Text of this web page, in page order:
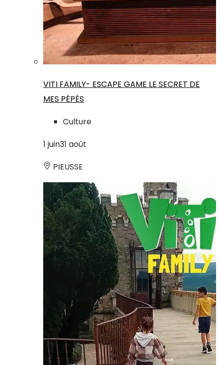
VITI FAMILY- ESCAPE GAME LE SECRET DE
MES PÉPÉS
Culture
1 juin31 août
PIEUSSE